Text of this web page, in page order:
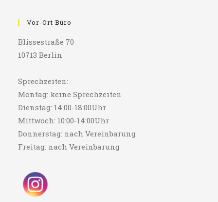
Vor-Ort Büro
Blissestraße 70
10713 Berlin
Sprechzeiten:
Montag: keine Sprechzeiten
Dienstag: 14:00-18:00Uhr
Mittwoch: 10:00-14:00Uhr
Donnerstag: nach Vereinbarung
Freitag: nach Vereinbarung